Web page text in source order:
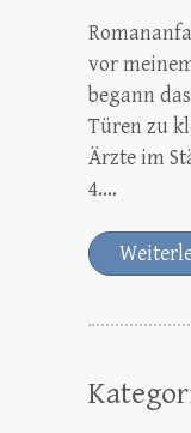
vor
begann
Türen zu
Ärzte im
4.…